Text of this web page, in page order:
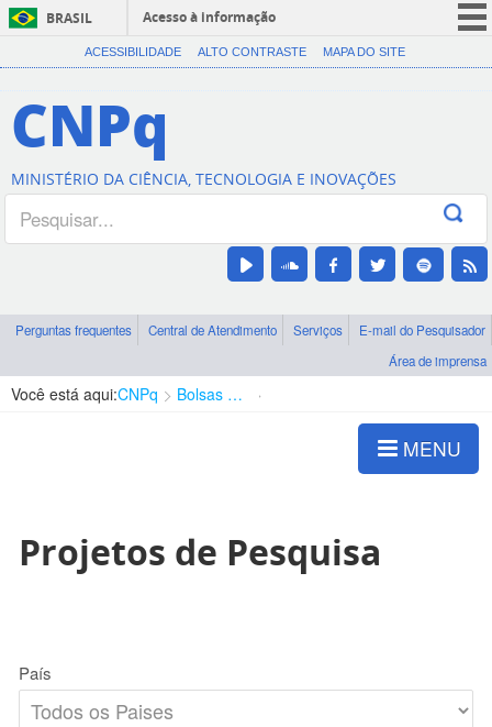
BRASIL
Acesso à informação
CORONAVÍRUS (COVID-19)
Canais
ACESSIBILIDADE ALTO CONTRASTE MAPA DO SITE
CNPq
MINISTÉRIO DA CIÊNCIA, TECNOLOGIA E INOVAÇÕES
Perguntas frequentes Central de Atendimento Serviços
E-mail do Pesquisador
Área de imprensa
Você está aqui:CNPq Bolsas e Auxílios Vigentes
MENU
Projetos de Pesquisa
País